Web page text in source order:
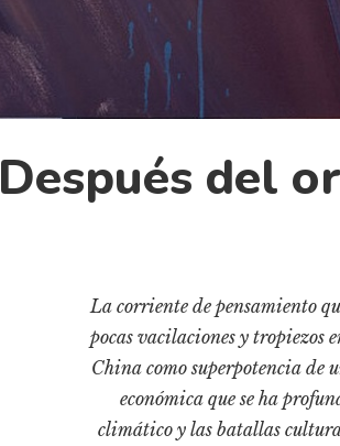
Después del
La corriente de pensamiento
pocas vacilaciones y tropiezos
China como superpotencia
económica que se ha
climático y las batallas